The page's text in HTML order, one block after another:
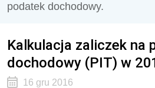
podatek dochodowy.
Kalkulacja zaliczek na
dochodowy (PIT) w
16 gru 2016